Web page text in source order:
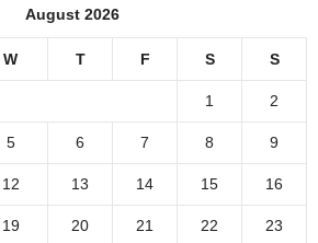
August 2026
W T F S S
1 2
5 6 7 8 9
12 13 14 15 16
19 20 21 22 23